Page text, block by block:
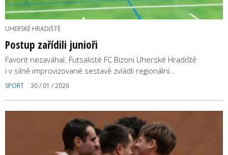
UHERSKÉ HRADIŠTĚ
Postup zařídili junioři
Favorit nezaváhal. Futsalisté FC Bizoni Uherské Hradiště
i v silně improvizované sestavě zvládli regionální…
SPORT 30 / 01 / 2026